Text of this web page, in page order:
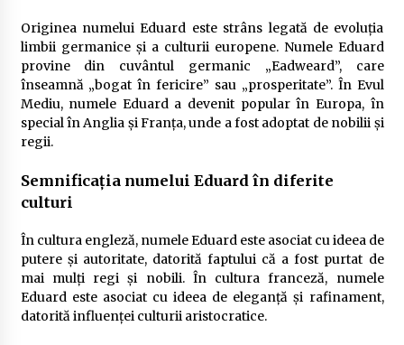
Originea numelui Eduard este strâns legată de evoluția
limbii germanice și a culturii europene. Numele Eduard
provine din cuvântul germanic „Eadweard”, care
înseamnă „bogat în fericire” sau „prosperitate”. În Evul
Mediu, numele Eduard a devenit popular în Europa, în
special în Anglia și Franța, unde a fost adoptat de nobilii și
regii.
Semnificația numelui Eduard în diferite
culturi
În cultura engleză, numele Eduard este asociat cu ideea de
putere și autoritate, datorită faptului că a fost purtat de
mai mulți regi și nobili. În cultura franceză, numele
Eduard este asociat cu ideea de eleganță și rafinament,
datorită influenței culturii aristocratice.